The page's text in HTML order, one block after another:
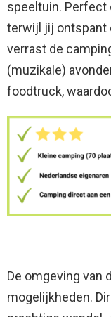
speeltuin. Perfect
terwijl jij ontspant
verrast de
(muzikale)
foodtruck,
De omgeving van
mogelijkheden.